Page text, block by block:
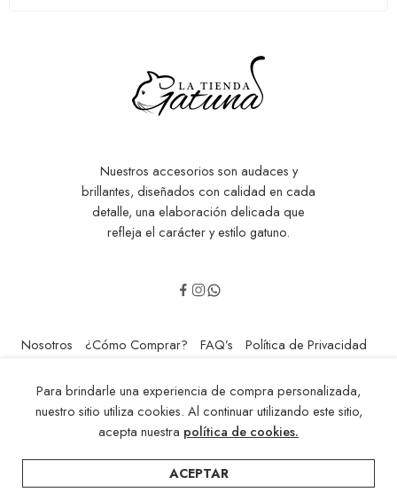
Nuestros accesorios son audaces y
brillantes, diseñados con calidad en cada
detalle, una elaboración delicada que
refleja el carácter y estilo gatuno.
Nosotros ¿Cómo Comprar? FAQ’s
Política de Privacidad
© 2014-2024 - Todos los Derechos Reservados! Hecho con Amor
por: Mai Riveros
Para brindarle una experiencia de compra personalizada,
nuestro sitio utiliza cookies. Al continuar utilizando este sitio,
acepta nuestra política de cookies.
ACEPTAR